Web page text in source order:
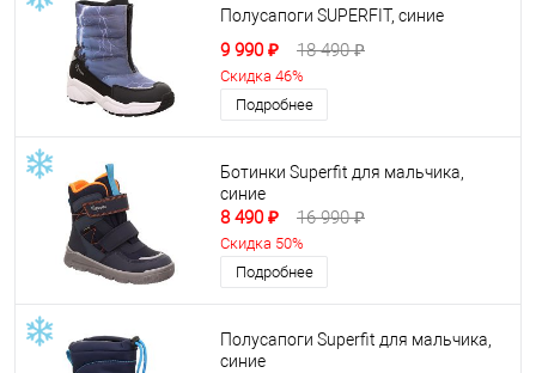
Полусапоги SUPERFIT, синие
9 990 ₽ 18 490 ₽
Скидка 46%
Подробнее
Ботинки Superfit для мальчика,
синие
8 490 ₽ 16 990 ₽
Скидка 50%
Подробнее
Полусапоги Superfit для мальчика,
синие